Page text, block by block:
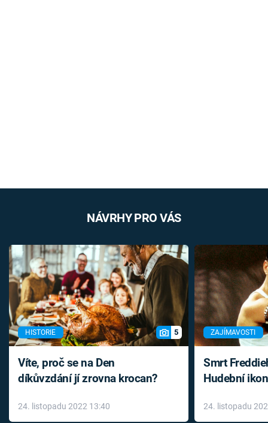
NÁVRHY PRO VÁS
HISTORIE 5
Víte, proč se na Den
díkůvzdání jí zrovna krocan?
24. listopadu 2022 13:40
ZAJÍMAVOSTI
Smrt
Hudební
léky
24. listopadu